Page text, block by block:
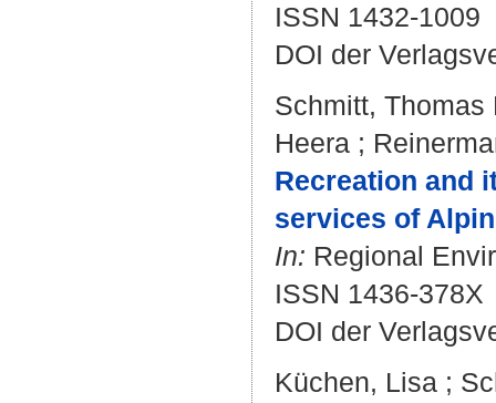
ISSN 1432-1009
DOI der
Schmitt, Thomas
Heera ;
Recreation and
services of
In: Regional
ISSN 1436-378X
DOI der
Küchen, Lisa ;